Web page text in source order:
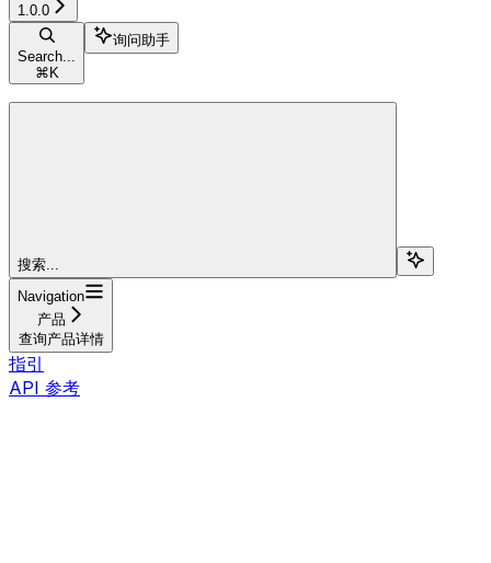
1.0.0
Search...
⌘ K
询问助手
搜索...
Navigation
产品
查询产品详情
指引
API 参考